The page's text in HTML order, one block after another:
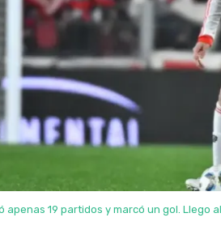
apenas 19 partidos y marcó un gol. Llego